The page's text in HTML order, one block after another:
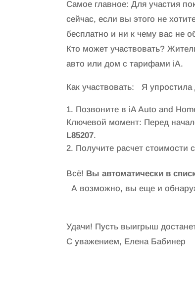
Самое главное: Для участия
сейчас, если вы этого не
бесплатно и ни к чему вас не
Кто может участвовать?
авто или дом с тарифами iA.
Как участвовать: Я упростила
Позвоните в iA Auto and
Ключевой момент: Перед
L85207.
Получите расчет стоимости
Всё! Вы автоматически в
А возможно, вы еще и
Удачи! Пусть выигрыш
С уважением, Елена Бабинер